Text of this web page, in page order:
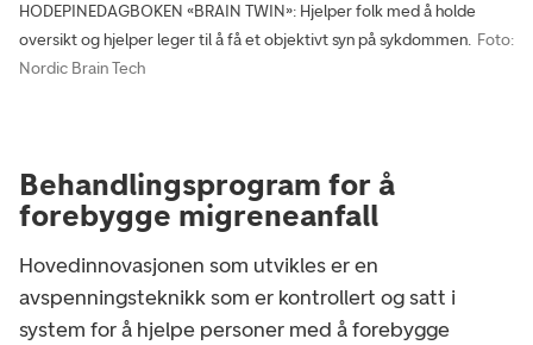
HODEPINEDAGBOKEN «BRAIN TWIN»: Hjelper folk med å holde
oversikt og hjelper leger til å få et objektivt syn på sykdommen. Foto:
Nordic Brain Tech
Behandlingsprogram for å
forebygge migreneanfall
Hovedinnovasjonen som utvikles er en
avspenningsteknikk som er kontrollert og satt i
system for å hjelpe personer med å forebygge